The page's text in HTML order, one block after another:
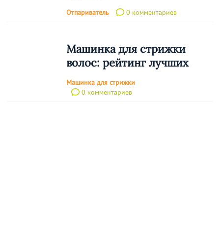
Отпариватель 0 комментариев
Машинка для стрижки
волос: рейтинг лучших
Машинка для стрижки
0 комментариев